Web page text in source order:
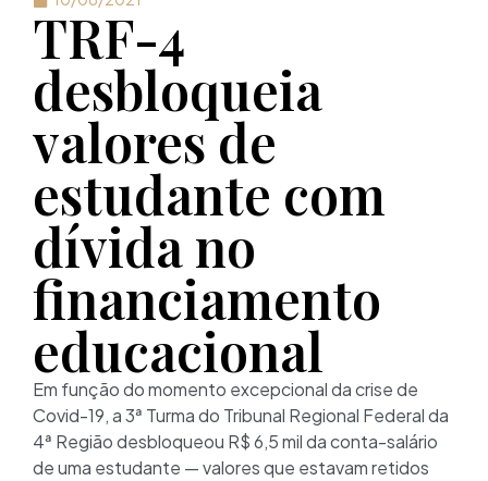
TRF-4
desbloqueia
valores de
estudante com
dívida no
financiamento
educacional
Em função do momento excepcional da crise de
Covid-19, a 3ª Turma do Tribunal Regional Federal da
4ª Região desbloqueou R$ 6,5 mil da conta-salário
de uma estudante — valores que estavam retidos